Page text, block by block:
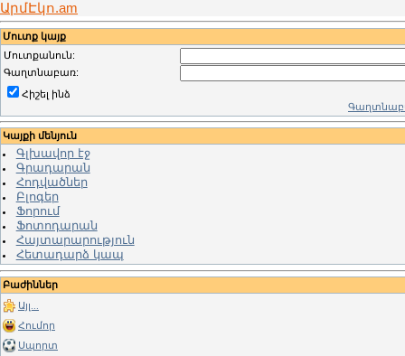
ԱրմԷկո.am
Մուտք կայք
Մուտքանուն:
Գաղտնաբառ:
Հիշել ինձ
Կայքի մենյուն
Գլխավոր էջ
Գրադարան
Հոդվածներ
Բլոգեր
Ֆորում
Ֆոտոդարան
Հայտարարություն
Հետադարձ կապ
Բաժիններ
Այլ...
Հումոր
Սպորտ